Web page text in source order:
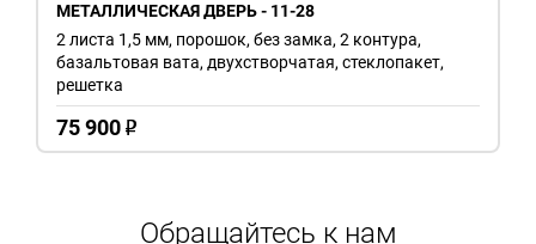
МЕТАЛЛИЧЕСКАЯ ДВЕРЬ - 11-28
75 900 o
2 листа 1,5 мм, порошок, без замка, 2 контура,
базальтовая вата, двухстворчатая, стеклопакет,
решетка
Обращайтесь к нам